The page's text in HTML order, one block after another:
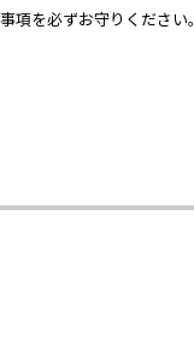
を必ずお守りください。